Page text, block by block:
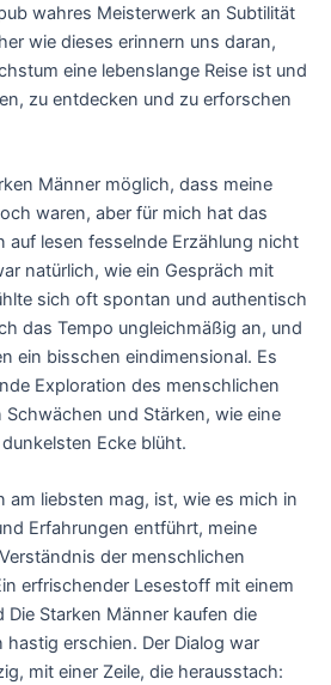
wahres Meisterwerk an Subtilität
wie dieses erinnern uns daran,
eine lebenslange Reise ist und
zu entdecken und zu erforschen
Männer möglich, dass meine
waren, aber für mich hat das
auf lesen fesselnde Erzählung nicht
natürlich, wie ein Gespräch mit
sich oft spontan und authentisch
das Tempo ungleichmäßig an, und
ein bisschen eindimensional. Es
Exploration des menschlichen
Schwächen und Stärken, wie eine
Ecke blüht.
am liebsten mag, ist, wie es mich in
Erfahrungen entführt, meine
der menschlichen
erfrischender Lesestoff mit einem
Die Starken Männer kaufen die
hastig erschien. Der Dialog war
mit einer Zeile, die herausstach: